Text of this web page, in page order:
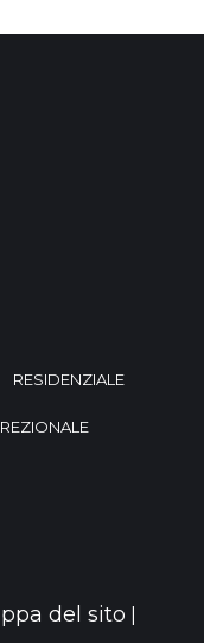
RESIDENZIALE
del sito